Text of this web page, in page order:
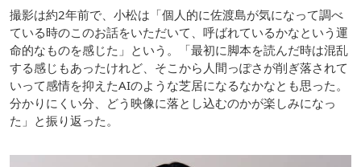
撮影は約2年前で、小松は「個人的に佐渡島が気になって調べ
ている時のこのお話をいただいて、呼ばれているかなという運
命的なものを感じた」という。「最初に脚本を読んだ時は混乱
する感じもあったけれど、そこから人間っぽさが削ぎ落されて
いって感情を抑えたAIのような芝居になるなかなとも思った。
分かりにくい分、どう映像に落とし込むのかが楽しみになっ
た」と振り返った。